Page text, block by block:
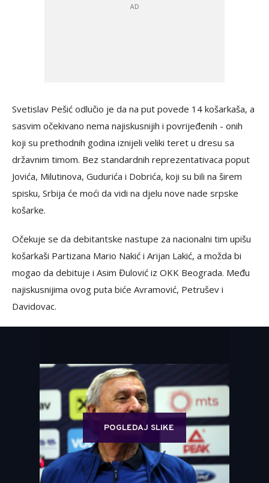
Svetislav Pešić odlučio je da na put povede 14 košarkaša, a
sasvim očekivano nema najiskusnijih i povrijeđenih - onih
koji su prethodnih godina iznijeli veliki teret u dresu sa
državnim timom. Bez standardnih reprezentativaca poput
Jovića, Milutinova, Gudurića i Dobrića, koji su bili na širem
spisku, Srbija će moći da vidi na djelu nove nade srpske
košarke.
Očekuje se da debitantske nastupe za nacionalni tim upišu
košarkaši Partizana Mario Nakić i Arijan Lakić, a možda bi
mogao da debituje i Asim Đulović iz OKK Beograda. Među
najiskusnijima ovog puta biće Avramović, Petrušev i
Davidovac.
POGLEDAJ SLIKE